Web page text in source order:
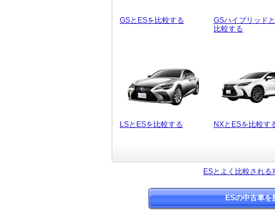
GSとESを比較する
GSハイブリッド
比較する
LSとESを比較する NXとESを比較す
ESとよく比較される
ESの中古車を